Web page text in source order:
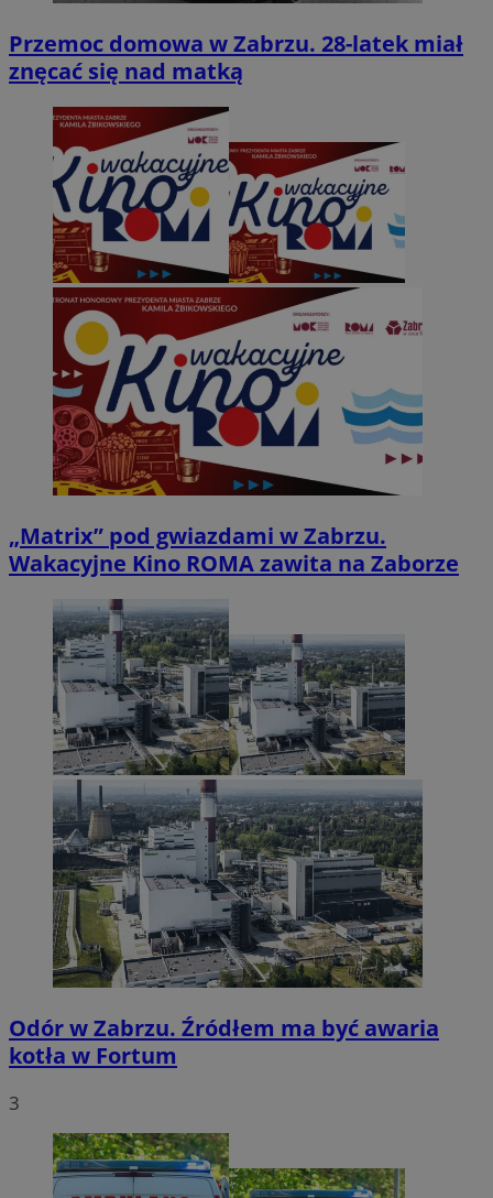
Przemoc domowa w Zabrzu. 28-latek miał
znęcać się nad matką
„Matrix” pod gwiazdami w Zabrzu.
Wakacyjne Kino ROMA zawita na Zaborze
Odór w Zabrzu. Źródłem ma być awaria
kotła w Fortum
3